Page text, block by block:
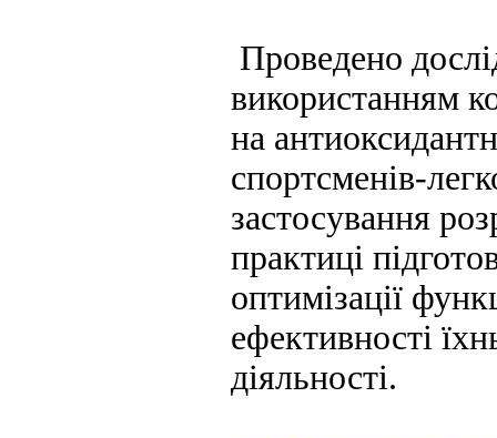
Проведено
використанням
на
спортсменів-
застосування
практиці
оптимізації
ефективності
діяльності.